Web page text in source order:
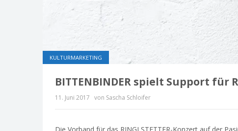
KULTURMARKETING
BITTENBINDER spielt Support für
11. Juni 2017 von Sascha Schloifer